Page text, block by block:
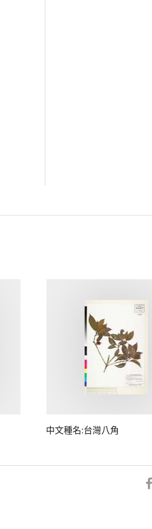
中文種名:台灣八角